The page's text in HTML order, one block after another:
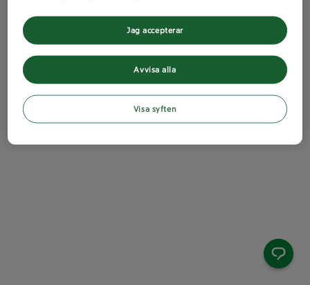
Avvisa alla
Jag accepterar
Visa syften